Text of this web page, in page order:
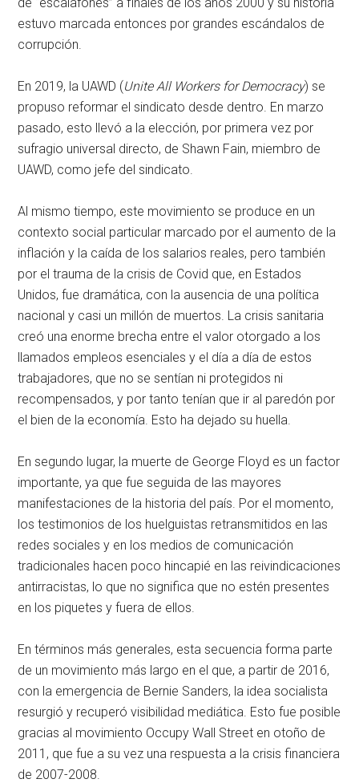
estuvo marcada entonces por grandes escándalos de
corrupción.
En 2019, la UAWD (Unite All Workers for Democracy) se
propuso reformar el sindicato desde dentro. En marzo
pasado, esto llevó a la elección, por primera vez por
sufragio universal directo, de Shawn Fain, miembro de
UAWD, como jefe del sindicato.
Al mismo tiempo, este movimiento se produce en un
contexto social particular marcado por el aumento de la
inflación y la caída de los salarios reales, pero también
por el trauma de la crisis de Covid que, en Estados
Unidos, fue dramática, con la ausencia de una política
nacional y casi un millón de muertos. La crisis sanitaria
creó una enorme brecha entre el valor otorgado a los
llamados empleos esenciales y el día a día de estos
trabajadores, que no se sentían ni protegidos ni
recompensados, y por tanto tenían que ir al paredón por
el bien de la economía. Esto ha dejado su huella.
En segundo lugar, la muerte de George Floyd es un factor
importante, ya que fue seguida de las mayores
manifestaciones de la historia del país. Por el momento,
los testimonios de los huelguistas retransmitidos en las
redes sociales y en los medios de comunicación
tradicionales hacen poco hincapié en las reivindicaciones
antirracistas, lo que no significa que no estén presentes
en los piquetes y fuera de ellos.
En términos más generales, esta secuencia forma parte
de un movimiento más largo en el que, a partir de 2016,
con la emergencia de Bernie Sanders, la idea socialista
resurgió y recuperó visibilidad mediática. Esto fue posible
gracias al movimiento Occupy Wall Street en otoño de
2011, que fue a su vez una respuesta a la crisis financiera
de 2007-2008.